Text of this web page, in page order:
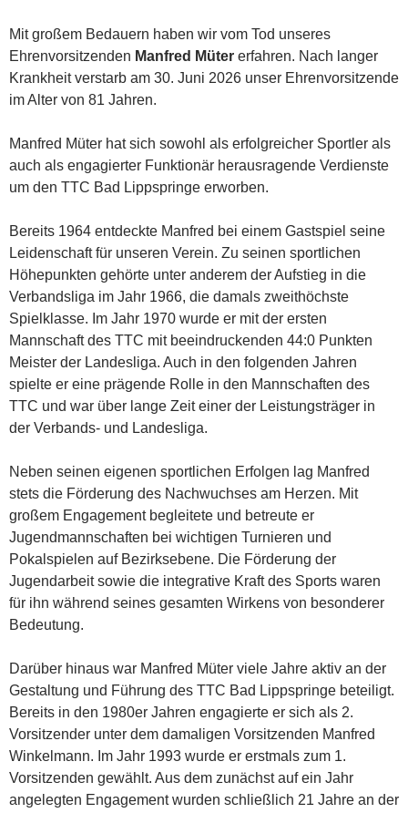
Mit großem Bedauern haben wir vom Tod unseres
Ehrenvorsitzenden Manfred Müter erfahren. Nach langer
Krankheit verstarb am 30. Juni 2026 unser Ehrenvorsitzende
im Alter von 81 Jahren.
Manfred Müter hat sich sowohl als erfolgreicher Sportler als
auch als engagierter Funktionär herausragende Verdienste
um den TTC Bad Lippspringe erworben.
Bereits 1964 entdeckte Manfred bei einem Gastspiel seine
Leidenschaft für unseren Verein. Zu seinen sportlichen
Höhepunkten gehörte unter anderem der Aufstieg in die
Verbandsliga im Jahr 1966, die damals zweithöchste
Spielklasse. Im Jahr 1970 wurde er mit der ersten
Mannschaft des TTC mit beeindruckenden 44:0 Punkten
Meister der Landesliga. Auch in den folgenden Jahren
spielte er eine prägende Rolle in den Mannschaften des
TTC und war über lange Zeit einer der Leistungsträger in
der Verbands- und Landesliga.
Neben seinen eigenen sportlichen Erfolgen lag Manfred
stets die Förderung des Nachwuchses am Herzen. Mit
großem Engagement begleitete und betreute er
Jugendmannschaften bei wichtigen Turnieren und
Pokalspielen auf Bezirksebene. Die Förderung der
Jugendarbeit sowie die integrative Kraft des Sports waren
für ihn während seines gesamten Wirkens von besonderer
Bedeutung.
Darüber hinaus war Manfred Müter viele Jahre aktiv an der
Gestaltung und Führung des TTC Bad Lippspringe beteiligt.
Bereits in den 1980er Jahren engagierte er sich als 2.
Vorsitzender unter dem damaligen Vorsitzenden Manfred
Winkelmann. Im Jahr 1993 wurde er erstmals zum 1.
Vorsitzenden gewählt. Aus dem zunächst auf ein Jahr
angelegten Engagement wurden schließlich 21 Jahre an der